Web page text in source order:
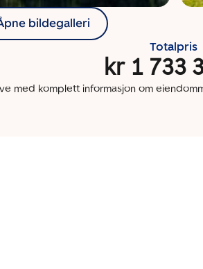
bildegalleri
Totalpris
kr 1 733
med komplett informasjon om